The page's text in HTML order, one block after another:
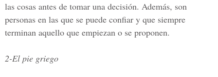
las cosas antes de tomar una decisión. Además, son
personas en las que se puede confiar y que siempre
terminan aquello que empiezan o se proponen.
2-El pie griego